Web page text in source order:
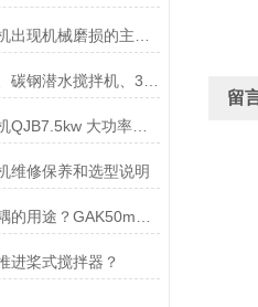
不锈钢潜水搅拌机QJB7.5kw 大功率用于化粪池、养殖场
维修保养和选型说明
进桨式搅拌器？
留